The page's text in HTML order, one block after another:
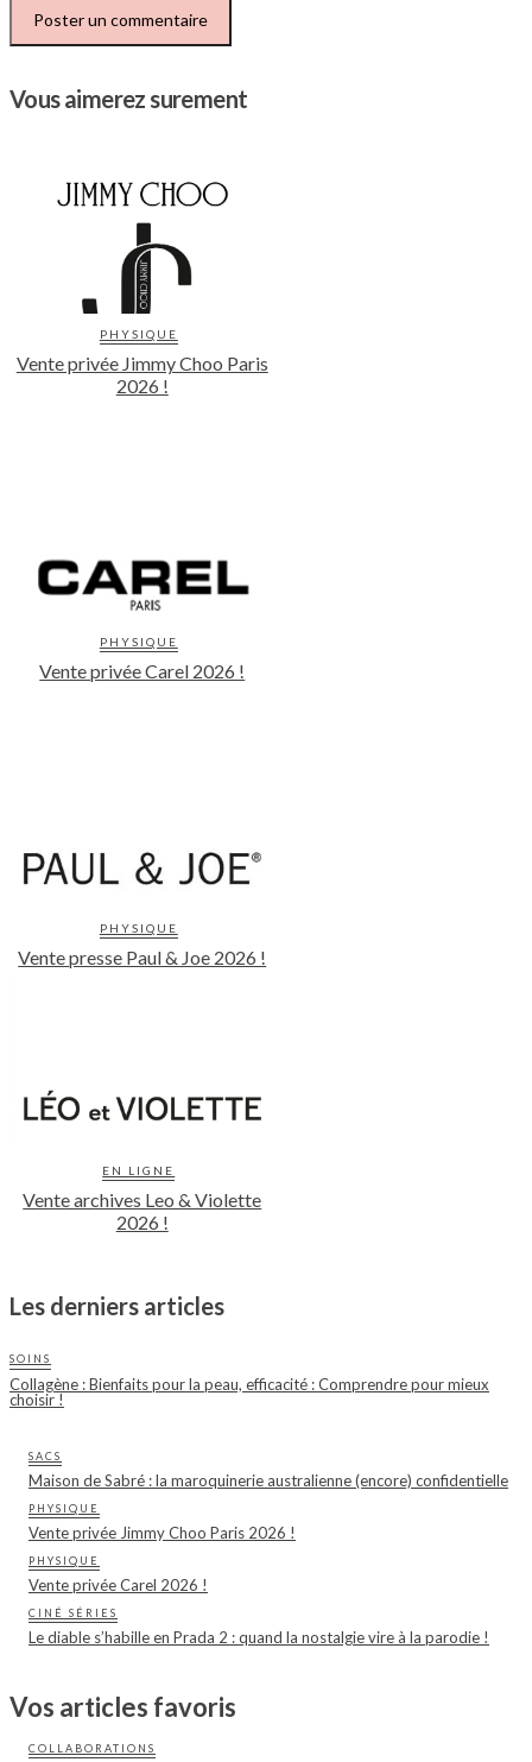
Vous aimerez surement
PHYSIQUE
Vente privée Jimmy Choo Paris
2026 !
PHYSIQUE
Vente privée Carel 2026 !
PHYSIQUE
Vente presse Paul & Joe 2026 !
EN LIGNE
Vente archives Leo & Violette
2026 !
Les derniers articles
SOINS
Collagène : Bienfaits pour la peau, efficacité : Comprendre pour mieux
choisir !
SACS
Maison de Sabré : la maroquinerie australienne (encore) confidentielle
PHYSIQUE
Vente privée Jimmy Choo Paris 2026 !
PHYSIQUE
Vente privée Carel 2026 !
CINÉ SÉRIES
Le diable s’habille en Prada 2 : quand la nostalgie vire à la parodie !
Vos articles favoris
COLLABORATIONS